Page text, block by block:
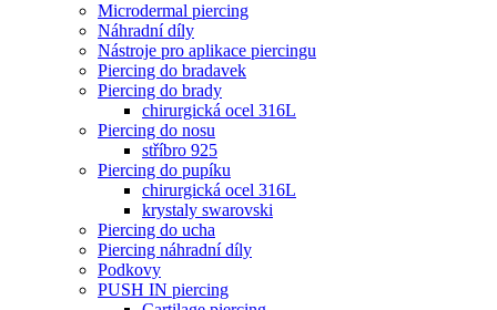
Microdermal piercing
Náhradní díly
Nástroje pro aplikace piercingu
Piercing do bradavek
Piercing do brady
chirurgická ocel 316L
Piercing do nosu
stříbro 925
Piercing do pupíku
chirurgická ocel 316L
krystaly swarovski
Piercing do ucha
Piercing náhradní díly
Podkovy
PUSH IN piercing